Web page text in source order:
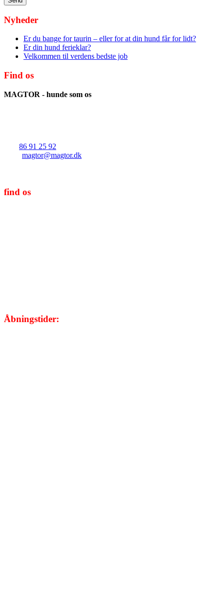
Nyheder
Er du bange for taurin – eller for at din hund får for lidt?
Er din hund ferieklar?
Velkommen til verdens bedste job
Find os
MAGTOR - hunde som os
86 91 25 92
magtor@magtor.dk
find os
Åbningstider: